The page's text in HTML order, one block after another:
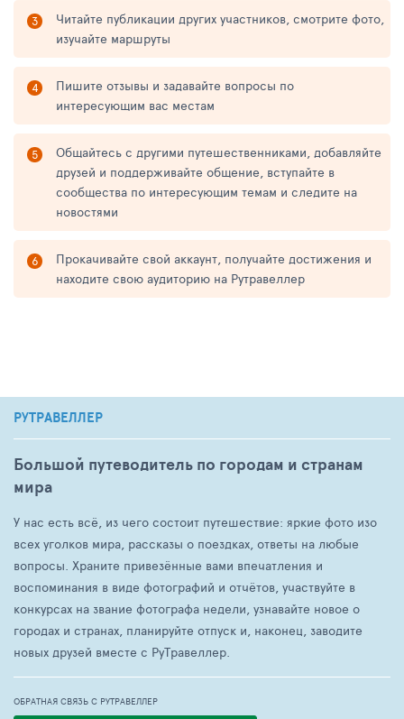
Читайте публикации других участников, смотрите фото,
изучайте маршруты
Пишите отзывы и задавайте вопросы по
интересующим вас местам
Общайтесь с другими путешественниками, добавляйте
друзей и поддерживайте общение, вступайте в
сообщества по интересующим темам и следите на
новостями
Прокачивайте свой аккаунт, получайте достижения и
находите свою аудиторию на Рутравеллер
РУТРАВЕЛЛЕР
Большой путеводитель по городам и странам
мира
У нас есть всё, из чего состоит путешествие: яркие фото изо
всех уголков мира, рассказы о поездках, ответы на любые
вопросы. Храните привезённые вами впечатления и
воспоминания в виде фотографий и отчётов, участвуйте в
конкурсах на звание фотографа недели, узнавайте новое о
городах и странах, планируйте отпуск и, наконец, заводите
новых друзей вместе с РуТравеллер.
ОБРАТНАЯ СВЯЗЬ С РУТРАВЕЛЛЕР